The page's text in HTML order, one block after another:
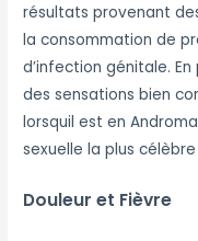
résultats provenant
la consommation de
d’infection génitale.
des sensations bien
lorsquil est en
sexuelle la plus
Douleur et Fièvre